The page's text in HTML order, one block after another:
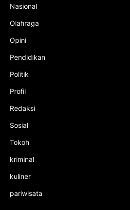
Nasional
Olahraga
Opini
Pendidikan
Politik
Profil
Redaksi
Sosial
Tokoh
kriminal
kuliner
pariwisata